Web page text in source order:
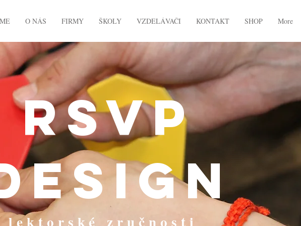
O NÁS FIRMY ŠKOLY VZDELÁVAČI KONTAKT SHOP More
RSVP
lektorské zručnosti